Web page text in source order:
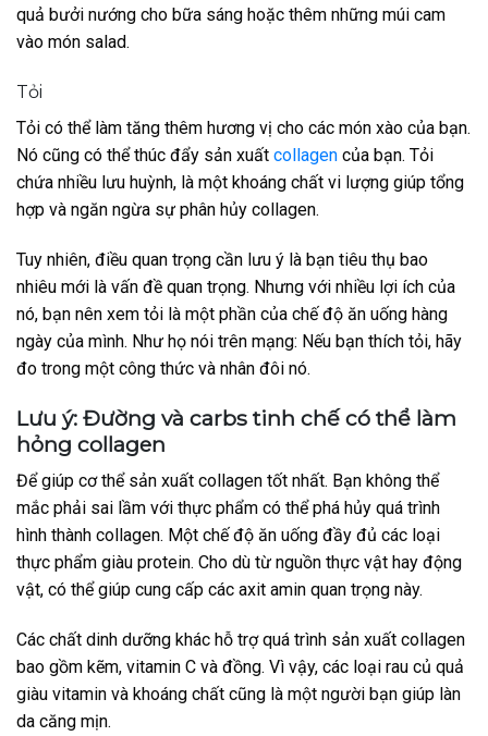
quả bưởi nướng cho bữa sáng hoặc thêm những múi cam
vào món salad.
Tỏi
Tỏi có thể làm tăng thêm hương vị cho các món xào của bạn.
Nó cũng có thể thúc đẩy sản xuất collagen của bạn. Tỏi
chứa nhiều lưu huỳnh, là một khoáng chất vi lượng giúp tổng
hợp và ngăn ngừa sự phân hủy collagen.
Tuy nhiên, điều quan trọng cần lưu ý là bạn tiêu thụ bao
nhiêu mới là vấn đề quan trọng. Nhưng với nhiều lợi ích của
nó, bạn nên xem tỏi là một phần của chế độ ăn uống hàng
ngày của mình. Như họ nói trên mạng: Nếu bạn thích tỏi, hãy
đo trong một công thức và nhân đôi nó.
Lưu ý: Đường và carbs tinh chế có thể làm
hỏng collagen
Để giúp cơ thể sản xuất collagen tốt nhất. Bạn không thể
mắc phải sai lầm với thực phẩm có thể phá hủy quá trình
hình thành collagen. Một chế độ ăn uống đầy đủ các loại
thực phẩm giàu protein. Cho dù từ nguồn thực vật hay động
vật, có thể giúp cung cấp các axit amin quan trọng này.
Các chất dinh dưỡng khác hỗ trợ quá trình sản xuất collagen
bao gồm kẽm, vitamin C và đồng. Vì vậy, các loại rau củ quả
giàu vitamin và khoáng chất cũng là một người bạn giúp làn
da căng mịn.